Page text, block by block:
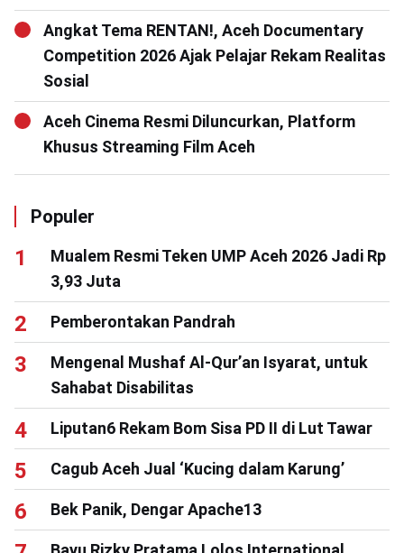
Angkat Tema RENTAN!, Aceh Documentary
Competition 2026 Ajak Pelajar Rekam Realitas
Sosial
Aceh Cinema Resmi Diluncurkan, Platform
Khusus Streaming Film Aceh
Populer
Mualem Resmi Teken UMP Aceh 2026 Jadi Rp
3,93 Juta
Pemberontakan Pandrah
Mengenal Mushaf Al-Qur’an Isyarat, untuk
Sahabat Disabilitas
Liputan6 Rekam Bom Sisa PD II di Lut Tawar
Cagub Aceh Jual ‘Kucing dalam Karung’
Bek Panik, Dengar Apache13